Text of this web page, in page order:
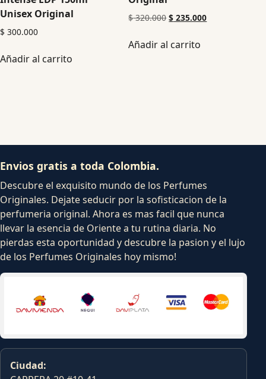
Unisex Original
$ 300.000
Añadir al carrito
$320.000 $ 235.000
Añadir al carrito
Envios gratis a toda Colombia.
Descubre el exquisito mundo de los Perfumes
Originales. Dejate seducir por la sofisticacion de la
perfumeria original. Ahora es mas facil que nunca
llevar la esencia de Oriente a tu rutina diaria. No
pierdas esta oportunidad y descubre la pasion y el lujo
de los Perfumes Originales hoy mismo!
Ciudad: